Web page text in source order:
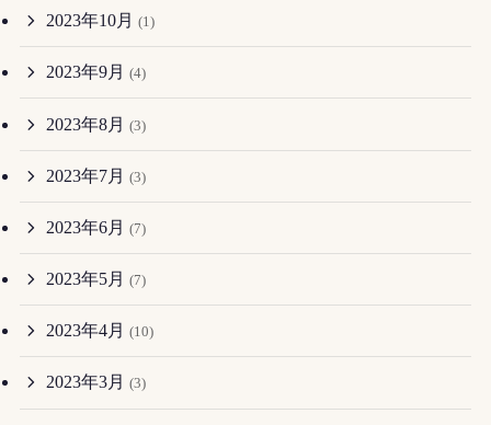
2023年10月 (1)
2023年9月 (4)
2023年8月 (3)
2023年7月 (3)
2023年6月 (7)
2023年5月 (7)
2023年4月 (10)
2023年3月 (3)